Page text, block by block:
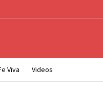
Viva Videos